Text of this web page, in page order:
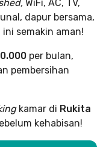
WiFi, AC, TV,
dapur bersama,
semakin aman!
per bulan,
pembersihan
kamar di Rukita
kehabisan!